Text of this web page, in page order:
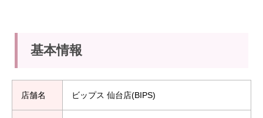
基本情報
店舗名 ビップス 仙台店(BIPS)